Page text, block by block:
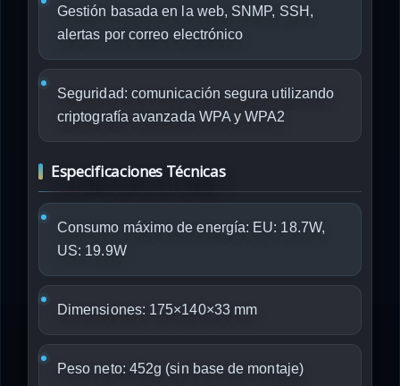
Gestión basada en la web, SNMP, SSH,
alertas por correo electrónico
Seguridad: comunicación segura utilizando
criptografía avanzada WPA y WPA2
Especificaciones Técnicas
Consumo máximo de energía: EU: 18.7W,
US: 19.9W
Dimensiones: 175×140×33 mm
Peso neto: 452g (sin base de montaje)